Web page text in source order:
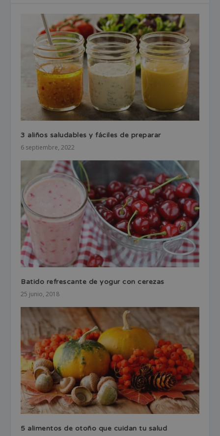
3 aliños saludables y fáciles de preparar
6 septiembre, 2022
Batido refrescante de yogur con cerezas
25 junio, 2018
5 alimentos de otoño que cuidan tu salud